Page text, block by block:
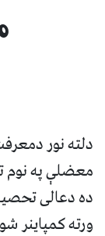
دلته نور
معضلې په نوم
ده دعالی
ورته کمپاینر